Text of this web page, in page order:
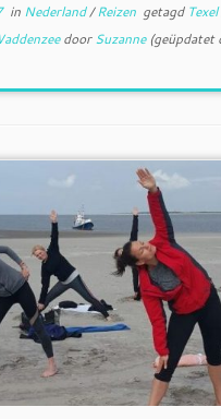
in Nederland/Reizen getagd Texel
doorSuzanne(geüpdatet